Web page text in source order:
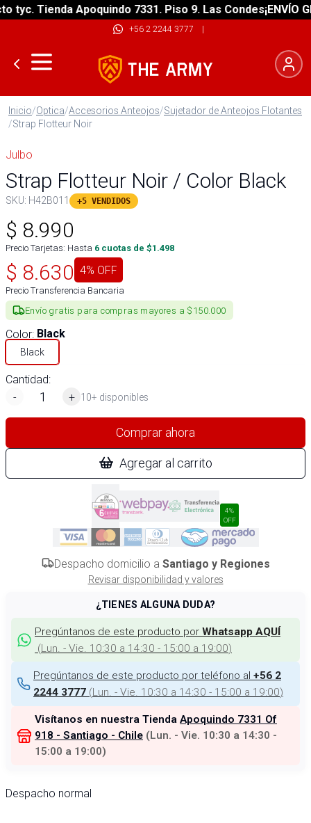
Tienda Apoquindo 7331. Piso 9. Las Condes¡ENVÍO
+56 2 2244 3777 |
Inicio/Optica/Accesorios Anteojos/Sujetador de Anteojos Flotantes
/Strap Flotteur Noir
Julbo
Strap Flotteur Noir / Color Black
SKU: H42B011 +5 VENDIDOS
$ 8.990
Precio Tarjetas: Hasta 6 cuotas de $1.498
$ 8.630 4% OFF
Precio Transferencia Bancaria
Envío gratis para compras mayores a $150.000
Color: Black
Black
Cantidad:
-
+ 10+ disponibles
Comprar ahora
Agregar al carrito
4%
OFF
Despacho domicilio a Santiago y Regiones
Revisar disponibilidad y valores
¿TIENES ALGUNA DUDA?
Pregúntanos de este producto por Whatsapp AQUÍ
(Lun. - Vie. 10:30 a 14:30 - 15:00 a 19:00)
Pregúntanos de este producto por teléfono al +56 2
2244 3777 (Lun. - Vie. 10:30 a 14:30 - 15:00 a 19:00)
Visítanos en nuestra Tienda Apoquindo 7331 Of
918 - Santiago - Chile (Lun. - Vie. 10:30 a 14:30 -
15:00 a 19:00)
Despacho normal